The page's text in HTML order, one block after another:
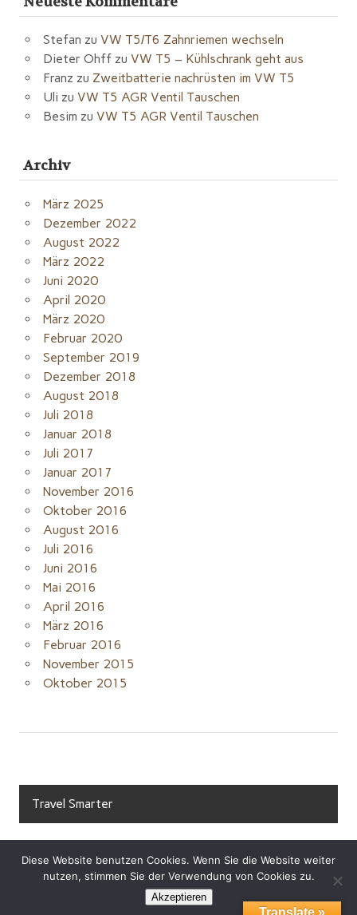
Stefan zu VW T5/T6 Zahnriemen wechseln
Dieter Ohff zu VW T5 – Kühlschrank geht aus
Franz zu Zweitbatterie nachrüsten im VW T5
Uli zu VW T5 AGR Ventil Tauschen
Besim zu VW T5 AGR Ventil Tauschen
Archiv
März 2025
Dezember 2022
August 2022
März 2022
Juni 2020
April 2020
März 2020
Februar 2020
September 2019
Dezember 2018
August 2018
Juli 2018
Januar 2018
Juli 2017
Januar 2017
November 2016
Oktober 2016
August 2016
Juli 2016
Juni 2016
Mai 2016
April 2016
März 2016
Februar 2016
November 2015
Oktober 2015
Travel Smarter
Translate »
Diese Website benutzen Cookies. Wenn Sie die Website weiter
nutzen, stimmen Sie der Verwendung von Cookies zu.
Akzeptieren